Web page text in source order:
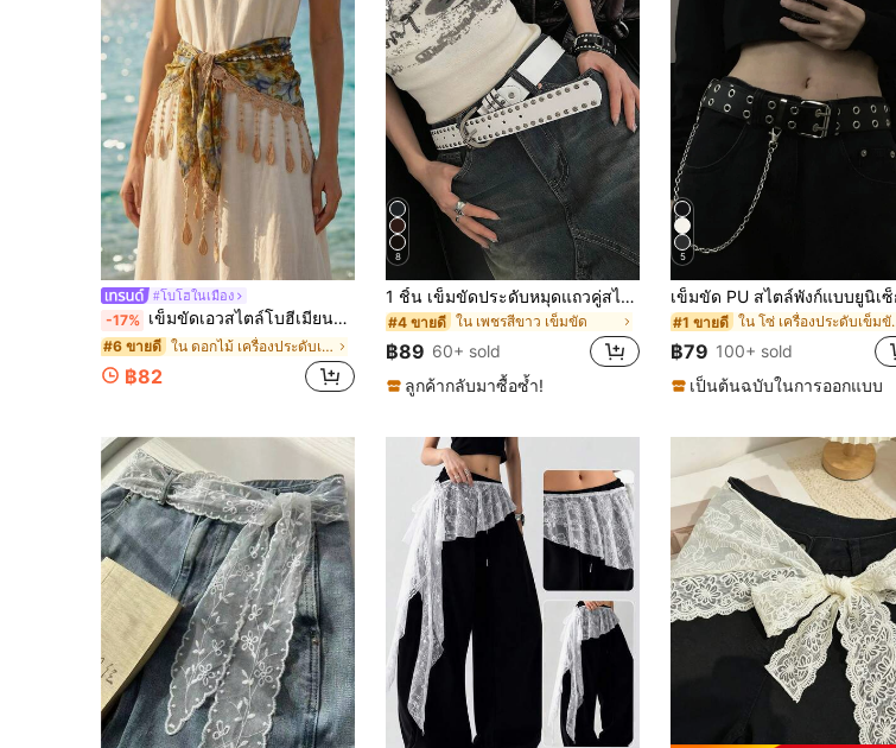
#โบโฮในเมือง
-17% เข็มขัดเอวสไตล์โบฮีเมียนสำหรับวันหยุด ลายลูกไม้ปะติดปะต่อ เข็มขัดผ้าไหมพิมพ์ลายไล่สีภาพวาดน้ำมันวินเทจ ตกแต่งด้วยลูกปัดและพู่ทำมือ อุปกรณ์เสริมเอวสำหรับชุด
#6 ขายดี ใน ดอกไม้ เครื่องประดับเข็มขัดและเข็มขัดผู้หญิง
฿82
8
1 ชิ้น เข็มขัดประดับหมุดแถวคู่สไตล์พังก์หนังเทียมสีขาวสำหรับผู้หญิง, แถบคาดเอวอเนกประสงค์
#4 ขายดี ใน เพชรสีขาว เข็มขัด
฿89 60+ sold
ลูกค้ากลับมาซื้อซ้ำ!
5
#1 ขายดี ใน โซ่ เค
฿79 100+ sold
เป็นต้นฉบับในการออกแบบ